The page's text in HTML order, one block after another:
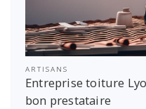
ARTISANS
Entreprise toiture
bon prestataire